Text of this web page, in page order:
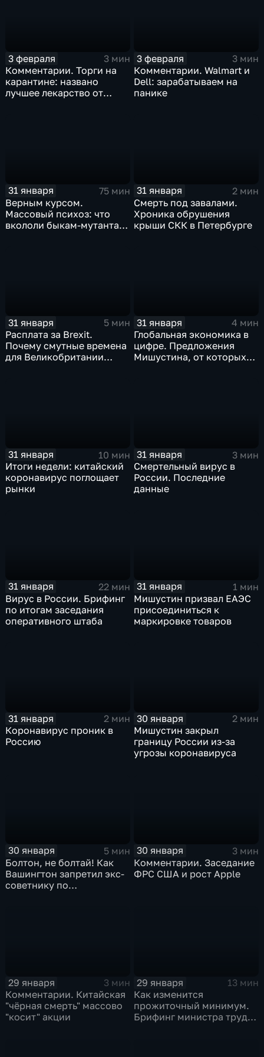
3 февраля
3 мин
Комментарии. Торги на
карантине: названо
лучшее лекарство от
3 февраля
3 мин
Комментарии. Walmart и
Dell: зарабатываем на
панике
31 января
75 мин
Верным курсом.
Массовый психоз: что
вкололи быкам-мутантам,
31 января
2 мин
Смерть под завалами.
Хроника обрушения
крыши СКК в Петербурге
31 января
5 мин
Расплата за Brexit.
Почему смутные времена
для Великобритании
31 января
4 мин
Глобальная экономика в
цифре. Предложения
Мишустина, от которых
31 января
10 мин
Итоги недели: китайский
коронавирус поглощает
рынки
31 января
3 мин
Смертельный вирус в
России. Последние
данные
31 января
22 мин
Вирус в России. Брифинг
по итогам заседания
оперативного штаба
31 января
1 мин
Мишустин призвал ЕАЭС
присоединиться к
маркировке товаров
31 января
2 мин
Коронавирус проник в
Россию
30 января
2 мин
Мишустин закрыл
границу России из-за
угрозы коронавируса
30 января
5 мин
Болтон, не болтай! Как
Вашингтон запретил экс-
советнику по
30 января
3 мин
Комментарии. Заседание
ФРС США и рост Apple
29 января
3 мин
Комментарии. Китайская
"чёрная смерть" массово
"косит" акции
29 января
13 мин
Как изменится
прожиточный минимум.
Брифинг министра труда